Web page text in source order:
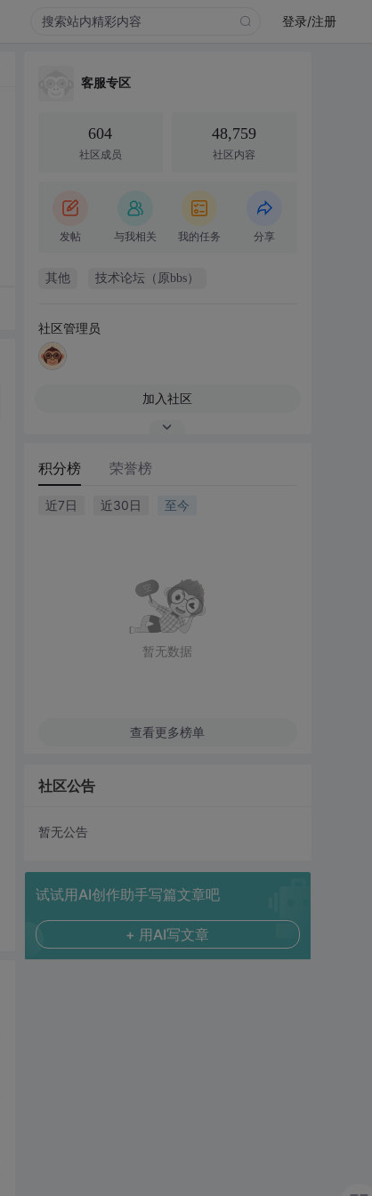
登录/注册
客服专区
604
社区成员
48,759
社区内容
发帖 与我相关 我的任务 分享
其他 技术论坛（原bbs）
社区管理员
加入社区
积分榜 荣誉榜
近7日 近30日 至今
暂无数据
查看更多榜单
社区公告
暂无公告
试试用AI创作助手写篇文章吧
+ 用AI写文章